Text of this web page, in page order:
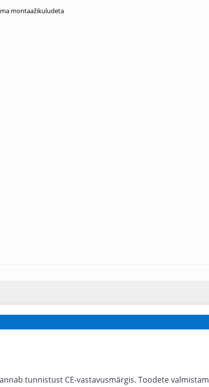
montaažikuludeta
tunnistust CE-vastavusmärgis. Toodete